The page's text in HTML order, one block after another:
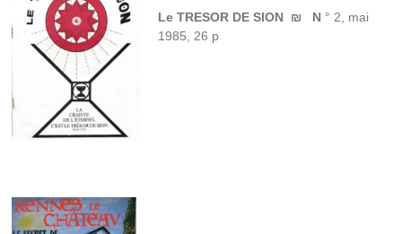
Le TRESOR DE SION ₪ N ° 2, mai
1985, 26 p